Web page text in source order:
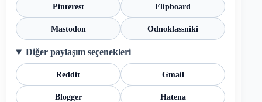
Pinterest Flipboard
Mastodon Odnoklassniki
Diğer paylaşım seçenekleri
Reddit Gmail
Blogger Hatena